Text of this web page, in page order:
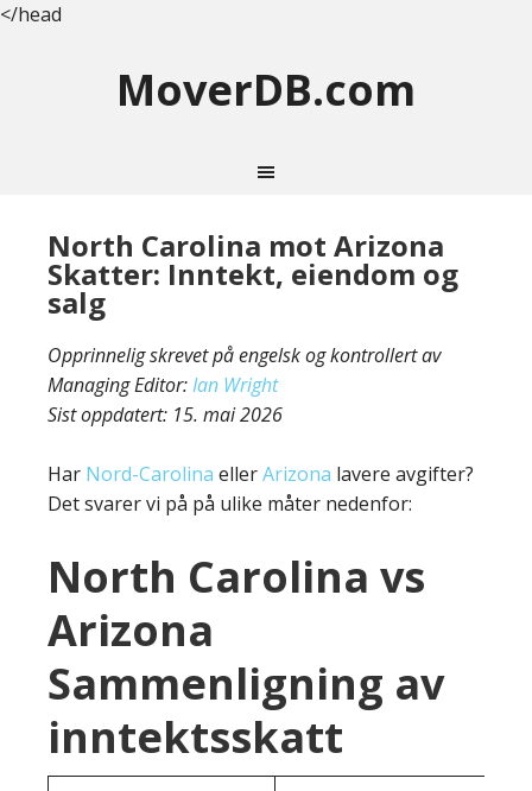
</head
MoverDB.com
North Carolina mot Arizona
Skatter: Inntekt, eiendom og
salg
Opprinnelig skrevet på engelsk og kontrollert av
Managing Editor:Ian Wright
Sist oppdatert: 15. mai 2026
Har Nord-Carolina ellerArizona lavere avgifter?
Det svarer vi på på ulike måter nedenfor:
North Carolina vs
Arizona
Sammenligning av
inntektsskatt